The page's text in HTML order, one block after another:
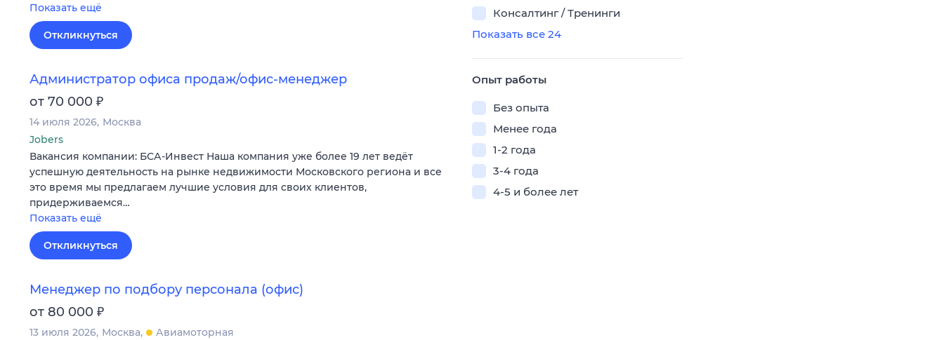
Показать ещё
Откликнуться
Администратор офиса продаж/офис-менеджер
от 70 000 ₽
14 июля 2026 Москва
Jobers
Вакансия компании: БСА-Инвест Наша компания уже более 19 лет ведёт
успешную деятельность на рынке недвижимости Московского региона и все
это время мы предлагаем лучшие условия для своих клиентов,
придерживаемся…
Показать ещё
Откликнуться
Менеджер по подбору персонала (офис)
от 80 000 ₽
13 июля 2026 Москва
Авиамоторная
Консалтинг / Тренинги
Показать все 24
Опыт работы
Без опыта
Менее года
1-2 года
3-4 года
4-5 и более лет